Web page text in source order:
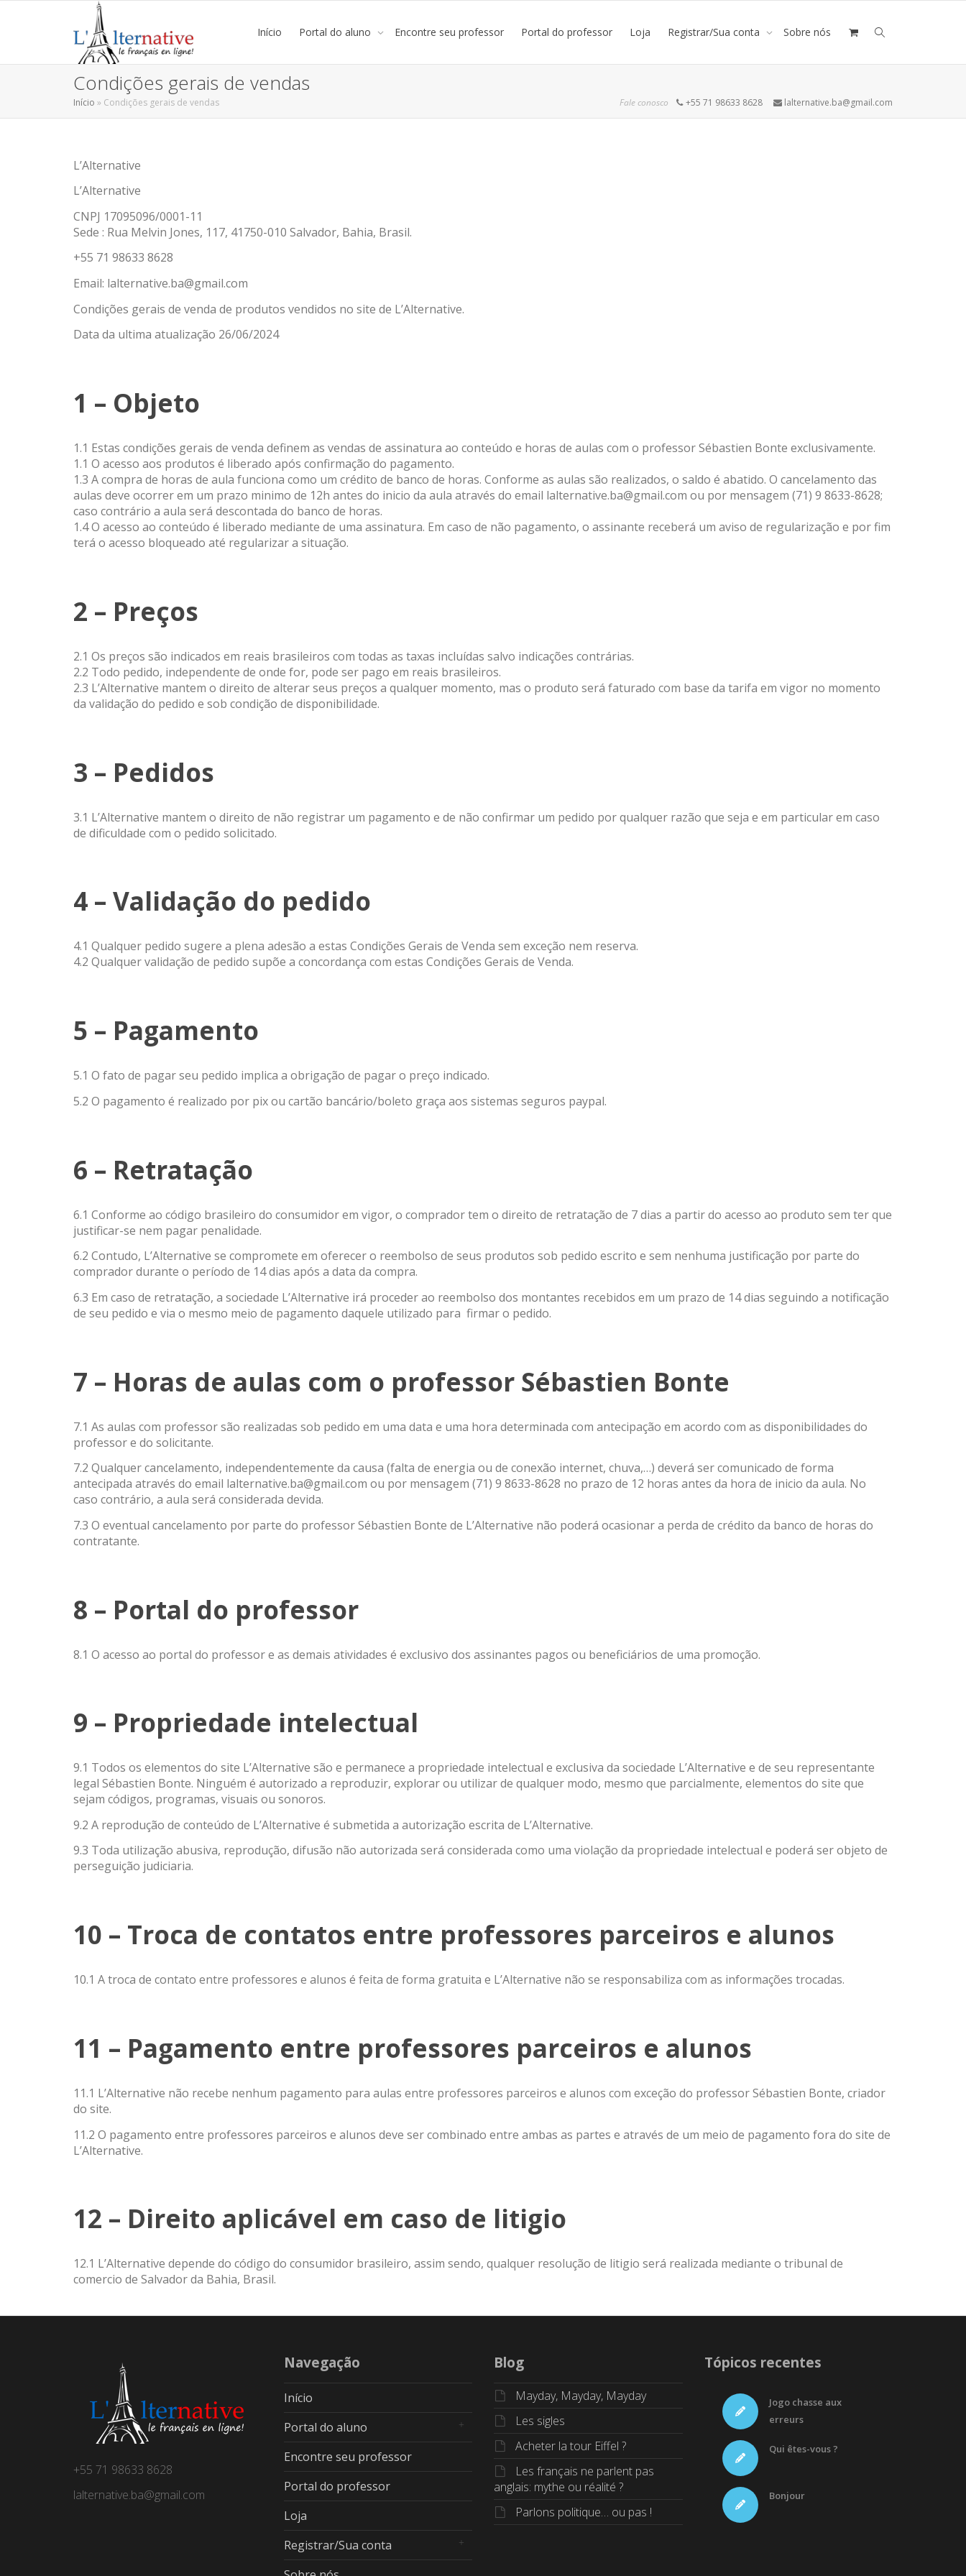
Início Portal do aluno Encontre seu professor Portal do professor Loja Registrar/Sua conta Sobre nós
Condições gerais de vendas
Início » Condições gerais de vendas Fale conosco +55 71 98633 8628 lalternative.ba@gmail.com
L’Alternative
L’Alternative
CNPJ 17095096/0001-11
Sede : Rua Melvin Jones, 117, 41750-010 Salvador, Bahia, Brasil.
+55 71 98633 8628
Email: lalternative.ba@gmail.com
Condições gerais de venda de produtos vendidos no site de L’Alternative.
Data da ultima atualização 26/06/2024
1 – Objeto
1.1 Estas condições gerais de venda definem as vendas de assinatura ao conteúdo e horas de aulas com o professor Sébastien Bonte exclusivamente.
1.1 O acesso aos produtos é liberado após confirmação do pagamento.
1.3 A compra de horas de aula funciona como um crédito de banco de horas. Conforme as aulas são realizados, o saldo é abatido. O cancelamento das
aulas deve ocorrer em um prazo minimo de 12h antes do inicio da aula através do email lalternative.ba@gmail.com ou por mensagem (71) 9 8633-8628;
caso contrário a aula será descontada do banco de horas.
1.4 O acesso ao conteúdo é liberado mediante de uma assinatura. Em caso de não pagamento, o assinante receberá um aviso de regularização e por fim
terá o acesso bloqueado até regularizar a situação.
2 – Preços
2.1 Os preços são indicados em reais brasileiros com todas as taxas incluídas salvo indicações contrárias.
2.2 Todo pedido, independente de onde for, pode ser pago em reais brasileiros.
2.3 L’Alternative mantem o direito de alterar seus preços a qualquer momento, mas o produto será faturado com base da tarifa em vigor no momento
da validação do pedido e sob condição de disponibilidade.
3 – Pedidos
3.1 L’Alternative mantem o direito de não registrar um pagamento e de não confirmar um pedido por qualquer razão que seja e em particular em caso
de dificuldade com o pedido solicitado.
4 – Validação do pedido
4.1 Qualquer pedido sugere a plena adesão a estas Condições Gerais de Venda sem exceção nem reserva.
4.2 Qualquer validação de pedido supõe a concordança com estas Condições Gerais de Venda.
5 – Pagamento
5.1 O fato de pagar seu pedido implica a obrigação de pagar o preço indicado.
5.2 O pagamento é realizado por pix ou cartão bancário/boleto graça aos sistemas seguros paypal.
6 – Retratação
6.1 Conforme ao código brasileiro do consumidor em vigor, o comprador tem o direito de retratação de 7 dias a partir do acesso ao produto sem ter que
justificar-se nem pagar penalidade.
6.2 Contudo, L’Alternative se compromete em oferecer o reembolso de seus produtos sob pedido escrito e sem nenhuma justificação por parte do
comprador durante o período de 14 dias após a data da compra.
6.3 Em caso de retratação, a sociedade L’Alternative irá proceder ao reembolso dos montantes recebidos em um prazo de 14 dias seguindo a notificação
de seu pedido e via o mesmo meio de pagamento daquele utilizado para firmar o pedido.
7 – Horas de aulas com o professor Sébastien Bonte
7.1 As aulas com professor são realizadas sob pedido em uma data e uma hora determinada com antecipação em acordo com as disponibilidades do
professor e do solicitante.
7.2 Qualquer cancelamento, independentemente da causa (falta de energia ou de conexão internet, chuva,…) deverá ser comunicado de forma
antecipada através do email lalternative.ba@gmail.com ou por mensagem (71) 9 8633-8628 no prazo de 12 horas antes da hora de inicio da aula. No
caso contrário, a aula será considerada devida.
7.3 O eventual cancelamento por parte do professor Sébastien Bonte de L’Alternative não poderá ocasionar a perda de crédito da banco de horas do
contratante.
8 – Portal do professor
8.1 O acesso ao portal do professor e as demais atividades é exclusivo dos assinantes pagos ou beneficiários de uma promoção.
9 – Propriedade intelectual
9.1 Todos os elementos do site L’Alternative são e permanece a propriedade intelectual e exclusiva da sociedade L’Alternative e de seu representante
legal Sébastien Bonte. Ninguém é autorizado a reproduzir, explorar ou utilizar de qualquer modo, mesmo que parcialmente, elementos do site que
sejam códigos, programas, visuais ou sonoros.
9.2 A reprodução de conteúdo de L’Alternative é submetida a autorização escrita de L’Alternative.
9.3 Toda utilização abusiva, reprodução, difusão não autorizada será considerada como uma violação da propriedade intelectual e poderá ser objeto de
perseguição judiciaria.
10 – Troca de contatos entre professores parceiros e alunos
10.1 A troca de contato entre professores e alunos é feita de forma gratuita e L’Alternative não se responsabiliza com as informações trocadas.
11 – Pagamento entre professores parceiros e alunos
11.1 L’Alternative não recebe nenhum pagamento para aulas entre professores parceiros e alunos com exceção do professor Sébastien Bonte, criador
do site.
11.2 O pagamento entre professores parceiros e alunos deve ser combinado entre ambas as partes e através de um meio de pagamento fora do site de
L’Alternative.
12 – Direito aplicável em caso de litigio
12.1 L’Alternative depende do código do consumidor brasileiro, assim sendo, qualquer resolução de litigio será realizada mediante o tribunal de
comercio de Salvador da Bahia, Brasil.
+55 71 98633 8628
lalternative.ba@gmail.com
Navegação
Início
Portal do aluno
Encontre seu professor
Portal do professor
Loja
Registrar/Sua conta
Blog
Mayday, Mayday, Mayday
Les sigles
Acheter la tour Eiffel ?
Les français ne parlent pas
anglais: mythe ou réalité ?
Parlons politique… ou pas !
Tópicos recentes
Jogo chasse aux
erreurs
Qui êtes-vous ?
Bonjour